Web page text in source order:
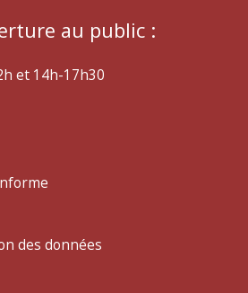
au public :
et 14h-17h30
des données